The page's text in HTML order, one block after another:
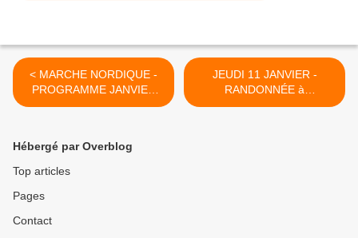
< MARCHE NORDIQUE -
PROGRAMME JANVIER
2024
JEUDI 11 JANVIER -
RANDONNÉE à
PLOEMEUR >
Hébergé par Overblog
Top articles
Pages
Contact